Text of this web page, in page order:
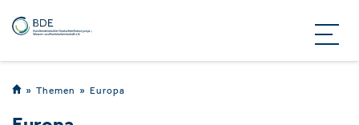
Themen Europa